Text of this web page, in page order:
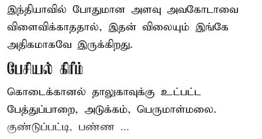
இந்தியாவில் போதுமான அளவு அவகோடாவை
விளைவிக்காததால், இதன் விலையும் இங்கே
அதிகமாகவே இருக்கிறது.
பேசியல் கிரீம்
கொடைக்கானல் தாலுகாவுக்கு உட்பட்ட
பேத்துப்பாறை, அடுக்கம், பெருமாள்மலை.
குண்டுப்பட்டி, பண்ண ...